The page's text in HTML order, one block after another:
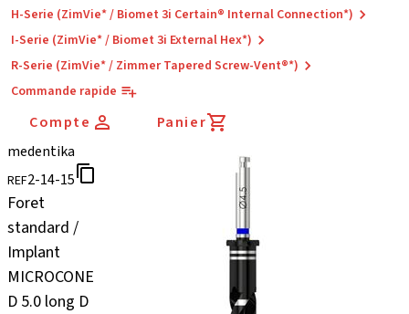
H-Serie (ZimVie* / Biomet 3i Certain® Internal Connection*)
I-Serie (ZimVie* / Biomet 3i External Hex*)
R-Serie (ZimVie* / Zimmer Tapered Screw-Vent®*)
Commande rapide
Compte
Panier
medentika
REF2-14-15
Foret
standard /
Implant
MICROCONE
D 5.0 long D